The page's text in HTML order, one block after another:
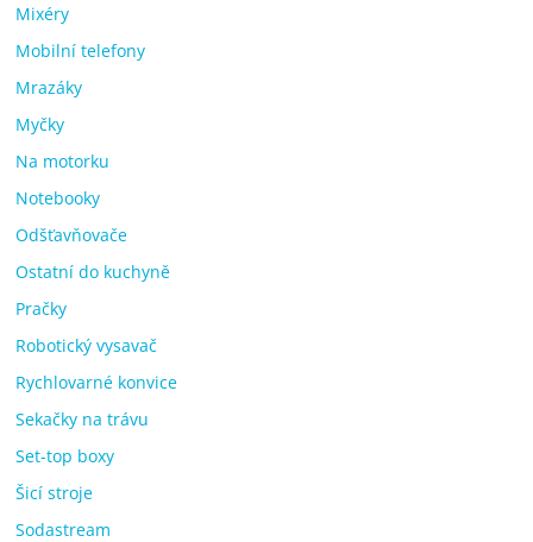
Mixéry
Mobilní telefony
Mrazáky
Myčky
Na motorku
Notebooky
Odšťavňovače
Ostatní do kuchyně
Pračky
Robotický vysavač
Rychlovarné konvice
Sekačky na trávu
Set-top boxy
Šicí stroje
Sodastream